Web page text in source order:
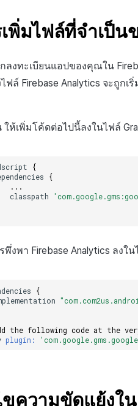
พิ่มไฟล์ที่จำเป็น
ลงทะเบียนแอปของคุณใน
ฟล์ Firebase Analytics จะถูก
ให้เพิ่มโค้ดต่อไปนี้ลงในไฟล์
{
{
...
classpath
พึ่งพา Firebase Analytics ลงใน
{
the following code at the
plugin:
ความขัดแย้งใ